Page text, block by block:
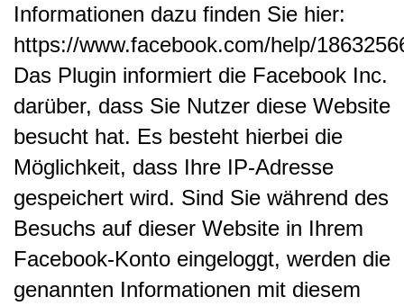
Informationen dazu finden Sie hier:
https://www.facebook.com/help/
Das Plugin informiert die Facebook Inc.
darüber, dass Sie Nutzer diese Website
besucht hat. Es besteht hierbei die
Möglichkeit, dass Ihre IP-Adresse
gespeichert wird. Sind Sie während des
Besuchs auf dieser Website in Ihrem
Facebook-Konto eingeloggt, werden die
genannten Informationen mit diesem